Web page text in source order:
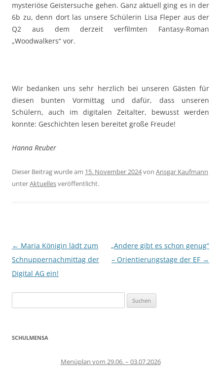
mysteriöse Geistersuche gehen. Ganz aktuell ging es in der
6b zu, denn dort las unsere Schülerin Lisa Fleper aus der
Q2 aus dem derzeit verfilmten Fantasy-Roman
„Woodwalkers“ vor.
Wir bedanken uns sehr herzlich bei unseren Gästen für
diesen bunten Vormittag und dafür, dass unseren
Schülern, auch im digitalen Zeitalter, bewusst werden
konnte: Geschichten lesen bereitet große Freude!
Hanna Reuber
Dieser Beitrag wurde am 15. November 2024von Ansgar Kaufmann
unterAktuellesveröffentlicht.
Beitragsnavigation
← Maria Königin lädt zum
Schnuppernachmittag der
Digital AG ein!
„Andere gibt es schon genug“
– Orientierungstage der EF →
nach:
SCHULMENSA
Menüplan vom 29.06. – 03.07.2026